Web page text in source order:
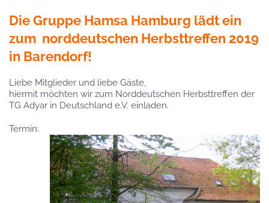
Die Gruppe Hamsa Hamburg lädt ein
zum norddeutschen Herbsttreffen 2019
in Barendorf!
Liebe Mitglieder und liebe Gäste,
hiermit möchten wir zum Norddeutschen Herbsttreffen der
TG Adyar in Deutschland e.V. einladen.
Termin: